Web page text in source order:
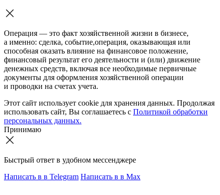
Операция — это факт хозяйственной жизни в бизнесе,
а именно: сделка, событие,операция, оказывающая или
способная оказать влияние на финансовое положение,
финансовый результат его деятельности и (или) движение
денежных средств, включая все необходимые первичные
документы для оформления хозяйственной операции
и проводки на счетах учета.
Этот сайт использует cookie для хранения данных. Продолжая
использовать сайт, Вы соглашаетесь с Политикой обработки
персональных данных.
Принимаю
Быстрый ответ в удобном мессенджере
Написать в в Telegram Написать в в Max